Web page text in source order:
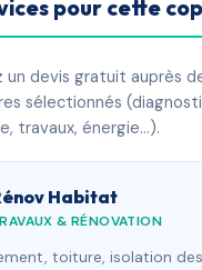
pour cette
devis gratuit auprès
sélectionnés
travaux, énergie…).
Habitat
& RÉNOVATION
toiture, isolation